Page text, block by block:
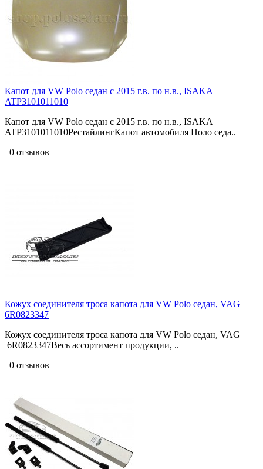
Капот для VW Polo седан с 2015 г.в. по н.в., ISAKA
ATP3101011010
Капот для VW Polo седан с 2015 г.в. по н.в., ISAKA
ATP3101011010РестайлингКапот автомобиля Поло седа..
0 отзывов
Кожух соединителя троса капота для VW Polo седан, VAG
6R0823347
Кожух соединителя троса капота для VW Polo седан, VAG
6R0823347Весь ассортимент продукции, ..
0 отзывов